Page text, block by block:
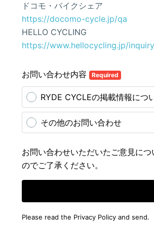
ドコモ・バイクシェア
https://docomo-cycle.jp/qa
HELLO CYCLING
https://www.hellocycling.jp/
お問い合わせ内容 Required
RYDE CYCLEの掲載情報につ
その他のお問い合わせ
お問い合わせいただいたご意見に
のでご了承ください。
Please read the Privacy Policy and send.